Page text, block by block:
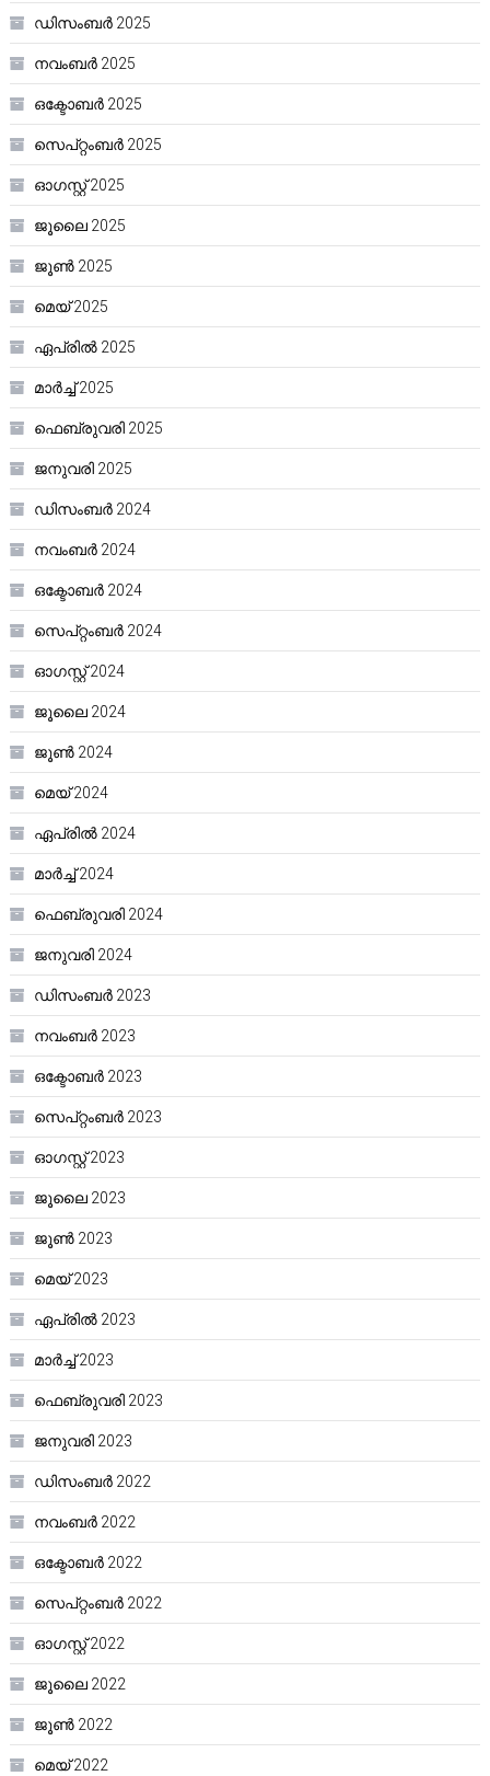
ഡിസംബർ 2025
നവംബർ 2025
ഒക്ടോബർ 2025
സെപ്റ്റംബർ 2025
ഓഗസ്റ്റ്‌ 2025
ജൂലൈ 2025
ജൂൺ 2025
മെയ്‌ 2025
ഏപ്രിൽ 2025
മാർച്ച്‌ 2025
ഫെബ്രുവരി 2025
ജനുവരി 2025
ഡിസംബർ 2024
നവംബർ 2024
ഒക്ടോബർ 2024
സെപ്റ്റംബർ 2024
ഓഗസ്റ്റ്‌ 2024
ജൂലൈ 2024
ജൂൺ 2024
മെയ്‌ 2024
ഏപ്രിൽ 2024
മാർച്ച്‌ 2024
ഫെബ്രുവരി 2024
ജനുവരി 2024
ഡിസംബർ 2023
നവംബർ 2023
ഒക്ടോബർ 2023
സെപ്റ്റംബർ 2023
ഓഗസ്റ്റ്‌ 2023
ജൂലൈ 2023
ജൂൺ 2023
മെയ്‌ 2023
ഏപ്രിൽ 2023
മാർച്ച്‌ 2023
ഫെബ്രുവരി 2023
ജനുവരി 2023
ഡിസംബർ 2022
നവംബർ 2022
ഒക്ടോബർ 2022
സെപ്റ്റംബർ 2022
ഓഗസ്റ്റ്‌ 2022
ജൂലൈ 2022
ജൂൺ 2022
മെയ്‌ 2022